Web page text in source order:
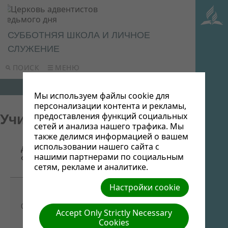
ПОИСК МЕНЮ
СУББОТНЯЯ ШКОЛА И ЛИЧНОЕ
СЛУЖЕНИЕ
Учительское собрание
Дата
файла
Название/
Ссылка для
скачивания
Описание
03/11/2014
Часть 1.
прошедшего
урока СШ
-
Мы используем файлы cookie для
персонализации контента и рекламы,
предоставления функций социальных
сетей и анализа нашего трафика. Мы
также делимся информацией о вашем
использовании нашего сайта с
нашими партнерами по социальным
сетям, рекламе и аналитике.
Настройки cookie
Accept Only Strictly Necessary
Cookies